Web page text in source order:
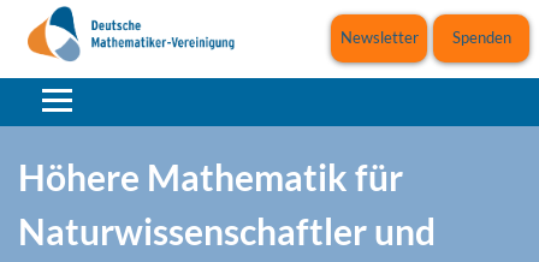
Spenden
Newsletter
Höhere Mathematik für
Naturwissenschaftler und